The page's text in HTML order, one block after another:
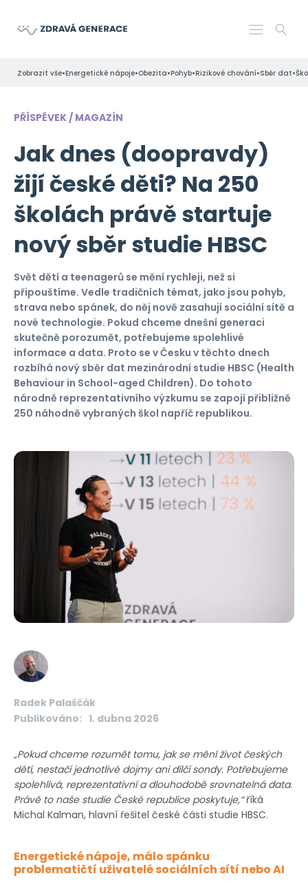
Zobrazit vše•Energetické nápoje•Obezita•Pohyb•Rizikové chování•Sběr dat•
PŘÍSPĚVEK / MAGAZÍN
Jak dnes (doopravdy)
žijí české děti? Na 250
školách právě startuje
nový sběr studie HBSC
Svět dětí a teenagerů se mění rychleji, než si
připouštíme. Vedle tradičních témat, jako jsou pohyb,
strava nebo spánek, do něj nově zasahují sociální sítě a
nové technologie. Pokud chceme dnešní generaci
skutečně porozumět, potřebujeme spolehlivé
informace a data. Proto se v Česku v těchto dnech
rozbíhá nový sběr dat mezinárodní studie HBSC (Health
Behaviour in School-aged Children). Do tohoto
národně reprezentativního výzkumu se zapojí přibližně
250 náhodně vybraných škol napříč republikou.
Radek Palaščák
Publikováno: 1. dubna 2026
„Pokud chceme rozumět tomu, jak se mění život českých
dětí, nestačí jednotlivé dojmy ani dílčí sondy. Potřebujeme
spolehlivá, reprezentativní a dlouhodobě srovnatelná data.
Právě to naše studie České republice poskytuje,“říká
Michal Kalman, hlavní řešitel české části studie HBSC.
Energetické nápoje, málo spánku
problematičtí uživatelé sociálních sítí nebo AI